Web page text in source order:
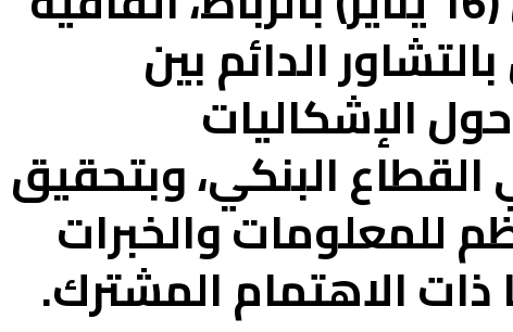
الدائم بين
الإشكاليات
القطاع البنكي، وبتحقيق
للمعلومات والخبرات
ذات الاهتمام المشترك.